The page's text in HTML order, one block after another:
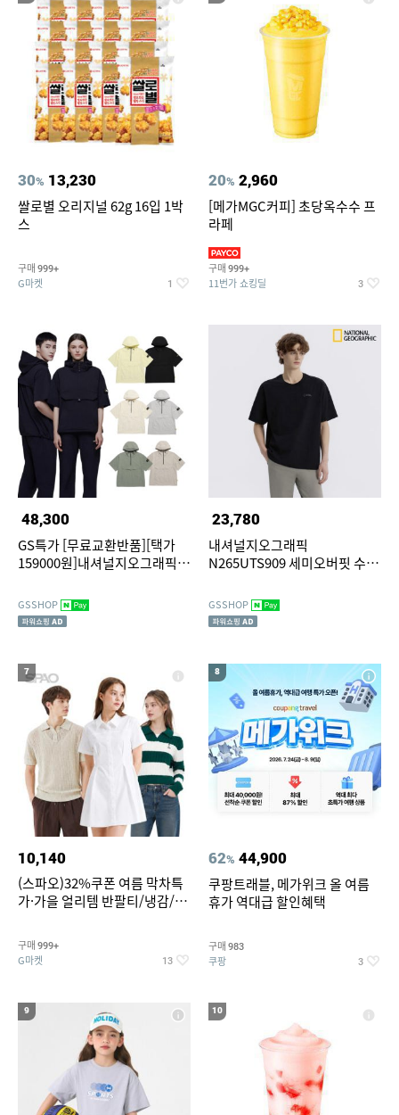
30% 13,230
쌀로별 오리지널 62g 16입 1박
스
구매 999+
G마켓 1
20% 2,960
[메가MGC커피] 초당옥수수 프
라페
구매 999+
11번가 쇼킹딜 3
48,300
GS특가 [무료교환반품][택가
159000원]내셔널지오그래픽
스트레치 반팔 아노락 6종 택1
GSSHOP
23,780
내셔널지오그래픽
N265UTS909 세미오버핏 수피
GSSHOP
7
10,140
(스파오)32%쿠폰 여름 막차특
가·가을 얼리템 반팔티/냉감/반
건 외 ~74%OFF
구매 999+
G마켓 13
8
62% 44,900
쿠팡트래블, 메가위크 올 여름
휴가 역대급 할인혜택
구매 983
쿠팡 3
9 10